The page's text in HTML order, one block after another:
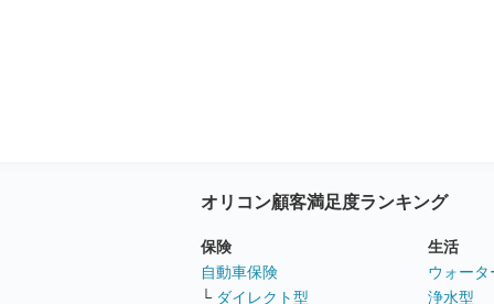
オリコン顧客満足度ランキング
保険
自動車保険
└ ダイレクト型
生活
ウォー
浄水型